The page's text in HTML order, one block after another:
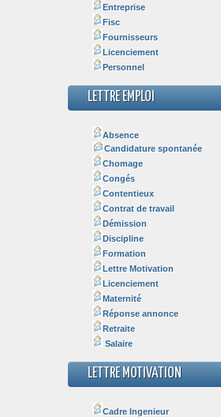
Entreprise
Fisc
Fournisseurs
Licenciement
Personnel
LETTRE EMPLOI
Absence
Candidature spontanée
Chomage
Congés
Contentieux
Contrat de travail
Démission
Discipline
Formation
Lettre Motivation
Licenciement
Maternité
Réponse annonce
Retraite
Salaire
LETTRE MOTIVATION
Cadre Ingenieur